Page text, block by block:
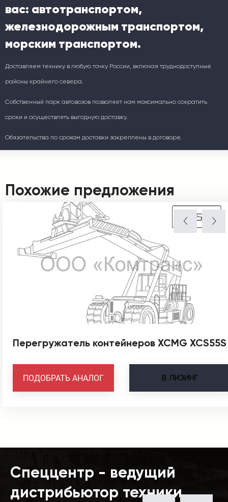
вас: автотранспортом,
железнодорожным транспортом,
морским транспортом.
Доставляем технику в любую точку России, включая труднодоступные
районы крайнего севера.
Собственный парк автовозов позволяет нам максимально сократить
сроки и осуществлять выгодную доставку.
Обязательства по срокам доставки закреплены в договоре.
Похожие предложения
Перегружатель контейнеров XCMG XCS55S
В ЛИЗИНГ
ПОДОБРАТЬ АНАЛОГ
Спеццентр - ведущий
дистрибьютор техники